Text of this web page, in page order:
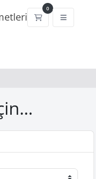
0
Sepet